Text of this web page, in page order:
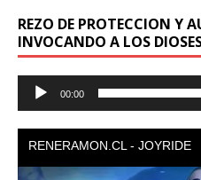
REZO DE PROTECCION Y
INVOCANDO A LOS
Reproductor
00:00